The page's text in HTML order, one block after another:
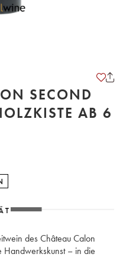
SECOND
AB 6
des Château Calon
Handwerkskunst – in die